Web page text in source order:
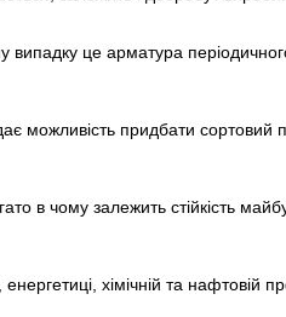
це арматура
можливість придбати сортовий
в чому залежить стійкість
хімічній та нафтовій